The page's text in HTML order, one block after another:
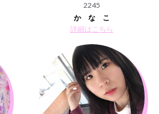
2245
か な こ
詳細はこちら